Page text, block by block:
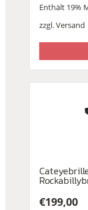
Enthält 19%
zzgl.Versand
€199,00